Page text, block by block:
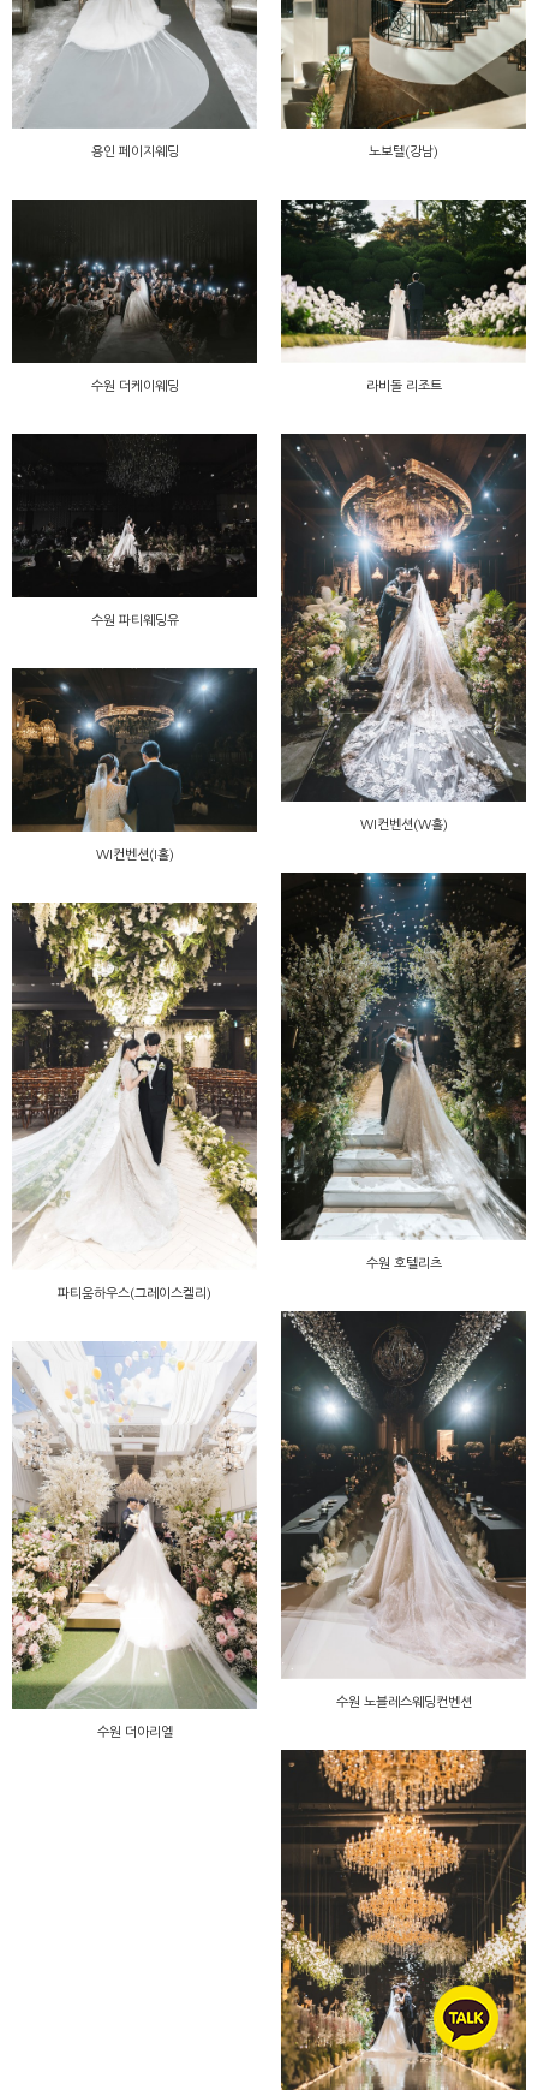
용인 페이지웨딩 노보텔(강남)
수원 더케이웨딩 라비돌 리조트
수원 파티웨딩유
WI컨벤션(W홀)
WI컨벤션(I홀)
수원 호텔리츠
파티움하우스(그레이스켈리)
수원 노블레스웨딩컨벤션
수원 더아리엘